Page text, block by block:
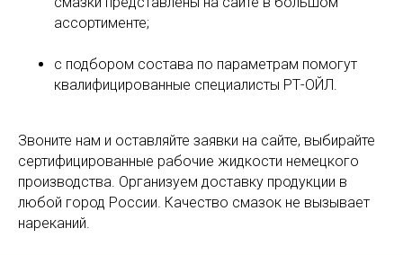
ассортименте;
с подбором состава по параметрам помогут
квалифицированные специалисты РТ-ОЙЛ.
Звоните нам и оставляйте заявки на сайте, выбирайте
сертифицированные рабочие жидкости немецкого
производства. Организуем доставку продукции в
любой город России. Качество смазок не вызывает
нареканий.